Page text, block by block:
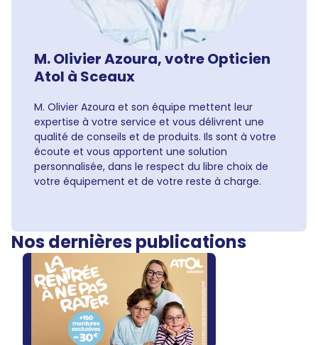
M. Olivier Azoura, votre Opticien
Atol à Sceaux
M. Olivier Azoura et son équipe mettent leur
expertise à votre service et vous délivrent une
qualité de conseils et de produits. Ils sont à votre
écoute et vous apportent une solution
personnalisée, dans le respect du libre choix de
votre équipement et de votre reste à charge.
Nos dernières publications